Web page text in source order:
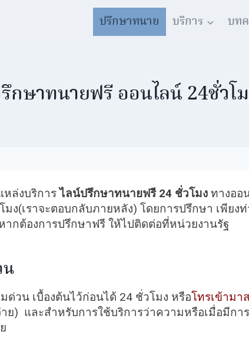
ปรึกษาทนาย บริการ บท
กษาทนายฟรี ออนไลน์ 24ชั่วโ
หล่งบริการไลน์ปรึกษาทนายฟรี 24 ชั่วโมง ทางออ
ง(เราจะตอบกลับภายหลัง) โดยการปรึกษา เพียง
กต้องการปรึกษาฟรี ให้ไปติดต่อที่หน่วยงานรัฐ
น
วน เบื้องต้นไว้ก่อนได้ 24 ชั่วโมง หรือโทรเข้ามา
ย) และสำหรับการใช้บริการว่าความหรือเมื่อมีกา